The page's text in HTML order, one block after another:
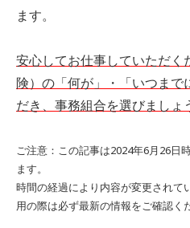
ます。
安心してお仕事していただく
険）の「何が」・「いつま
だき、事務組合を選びましょ
ご注意：この記事は2024年6月26日
ます。
時間の経過により内容が変更されて
用の際は必ず最新の情報をご確認く